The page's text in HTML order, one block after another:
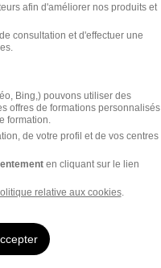
afin d'améliorer nos produits et
consultation et d'effectuer une
Bing,) pouvons utiliser des
offres de formations personnalisés
formation.
de votre profil et de vos centres
en cliquant sur le lien
relative aux cookies.